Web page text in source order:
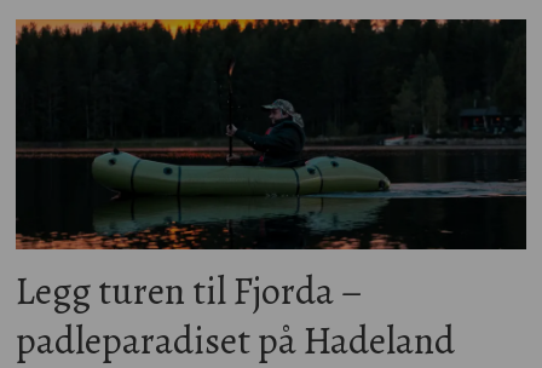
Legg turen til Fjorda –
padleparadiset på Hadeland